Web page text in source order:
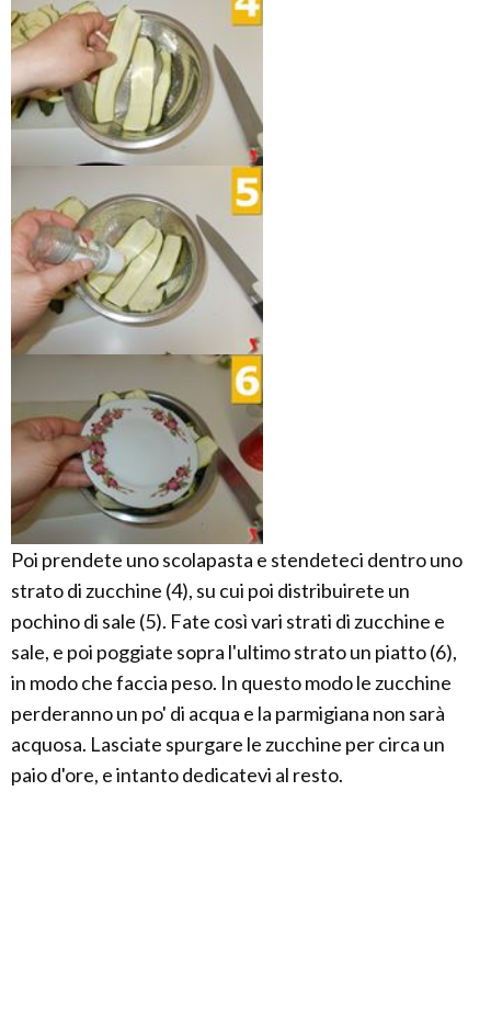
Poi prendete uno scolapasta e stendeteci dentro uno
strato di zucchine (4), su cui poi distribuirete un
pochino di sale (5). Fate così vari strati di zucchine e
sale, e poi poggiate sopra l'ultimo strato un piatto (6),
in modo che faccia peso. In questo modo le zucchine
perderanno un po' di acqua e la parmigiana non sarà
acquosa. Lasciate spurgare le zucchine per circa un
paio d'ore, e intanto dedicatevi al resto.